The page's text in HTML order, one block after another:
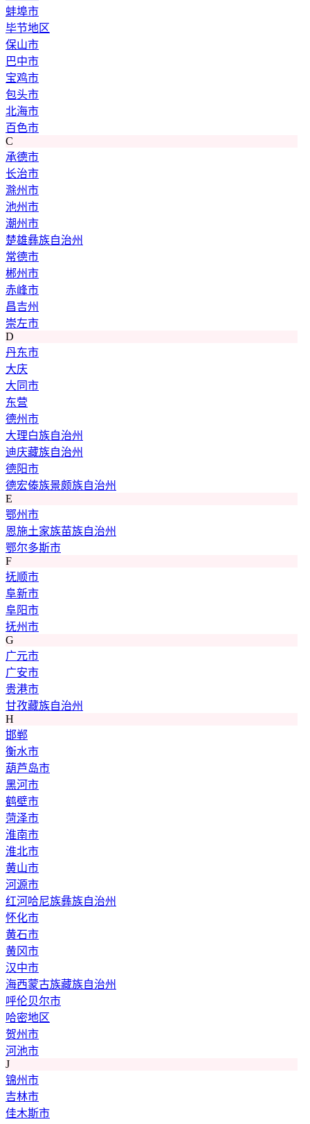
蚌埠市
毕节地区
保山市
巴中市
宝鸡市
包头市
北海市
百色市
C
承德市
长治市
滁州市
池州市
潮州市
楚雄彝族自治州
常德市
郴州市
赤峰市
昌吉州
崇左市
D
丹东市
大庆
大同市
东营
德州市
大理白族自治州
迪庆藏族自治州
德阳市
德宏傣族景颇族自治州
E
鄂州市
恩施土家族苗族自治州
鄂尔多斯市
F
抚顺市
阜新市
阜阳市
抚州市
G
广元市
广安市
贵港市
甘孜藏族自治州
H
邯郸
衡水市
葫芦岛市
黑河市
鹤壁市
菏泽市
淮南市
淮北市
黄山市
河源市
红河哈尼族彝族自治州
怀化市
黄石市
黄冈市
汉中市
海西蒙古族藏族自治州
呼伦贝尔市
哈密地区
贺州市
河池市
J
锦州市
吉林市
佳木斯市